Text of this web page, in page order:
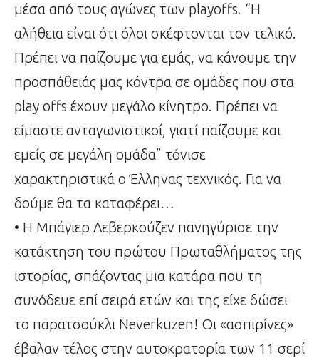
μέσα από τους αγώνες των playoffs. “Η
αλήθεια είναι ότι όλοι σκέφτονται τον τελικό.
Πρέπει να παίζουμε για εμάς, να κάνουμε την
προσπάθειάς μας κόντρα σε ομάδες που στα
play offs έχουν μεγάλο κίνητρο. Πρέπει να
είμαστε ανταγωνιστικοί, γιατί παίζουμε και
εμείς σε μεγάλη ομάδα” τόνισε
χαρακτηριστικά ο Έλληνας τεχνικός. Για να
δούμε θα τα καταφέρει…
• Η Μπάγιερ Λεβερκούζεν πανηγύρισε την
κατάκτηση του πρώτου Πρωταθλήματος της
ιστορίας, σπάζοντας μια κατάρα που τη
συνόδευε επί σειρά ετών και της είχε δώσει
το παρατσούκλι Neverkuzen! Οι «ασπιρίνες»
έβαλαν τέλος στην αυτοκρατορία των 11 σερί